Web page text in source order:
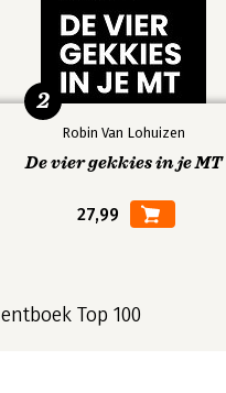
Robin Van Lohuizen
De vier gekkies in je MT
27,99
2
Top 100